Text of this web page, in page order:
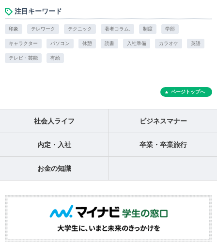
注目キーワード
印象 テレワーク テクニック 著者コラム. 制度 学部
キャラクター パソコン 休憩 読書 入社準備 カラオケ 英語
テレビ・芸能 有給
ページトップへ
社会人ライフ ビジネスマナー
内定・入社 卒業・卒業旅行
お金の知識